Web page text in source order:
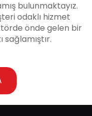
bulunmaktayız.
odaklı hizmet
önde gelen bir